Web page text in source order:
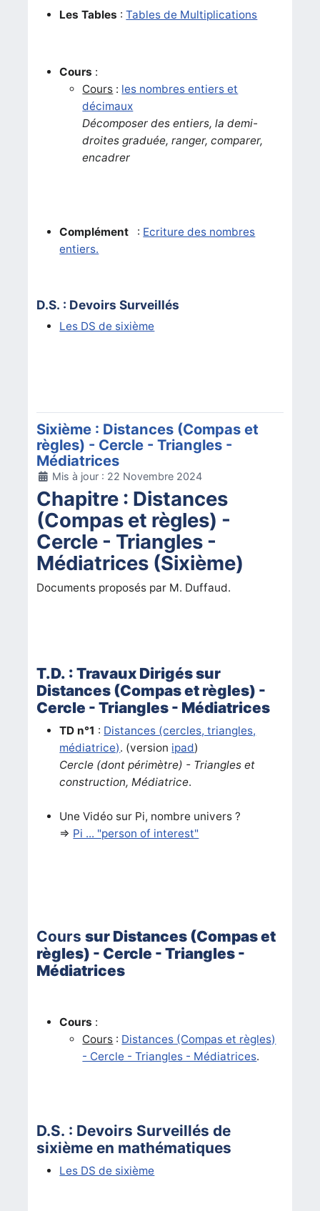
Les Tables :Tables de Multiplications
Cours :
Cours : les nombres entiers et
décimaux
Décomposer des entiers, la demi-
droites graduée, ranger, comparer,
encadrer
Complément : Ecriture des nombres
entiers.
D.S. : Devoirs Surveillés
Les DS de sixième
Sixième : Distances (Compas et
règles) - Cercle - Triangles -
Médiatrices
DétailsMis à jour : 22 Novembre 2024
Chapitre : Distances
(Compas et règles) -
Cercle - Triangles -
Médiatrices (Sixième)
Documents proposés par M. Duffaud.
T.D. : Travaux Dirigés sur
Distances (Compas et règles) -
Cercle - Triangles - Médiatrices
TD n°1 : Distances (cercles, triangles,
médiatrice). (version ipad)
Cercle (dont périmètre) - Triangles et
construction, Médiatrice.
Une Vidéo sur Pi, nombre univers ?
=> Pi ... "person of interest"
Courssur Distances (Compas et
règles) - Cercle - Triangles -
Médiatrices
Cours :
Cours : Distances (Compas et règles)
- Cercle - Triangles - Médiatrices.
D.S. : Devoirs Surveillés de
sixième en mathématiques
Les DS de sixième